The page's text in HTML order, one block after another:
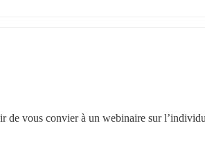
vous convier à un webinaire sur